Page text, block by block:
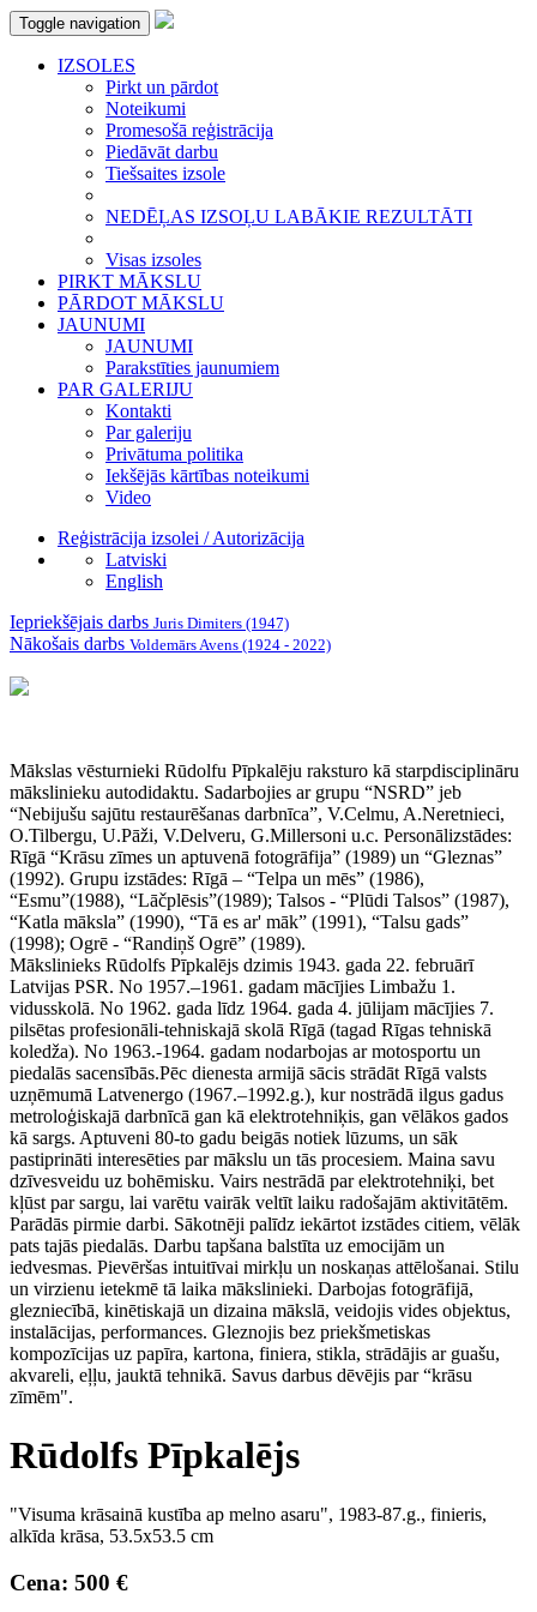
Toggle navigation
IZSOLES
Pirkt un pārdot
Noteikumi
Promesošā reģistrācija
Piedāvāt darbu
Tiešsaites izsole
NEDĒĻAS IZSOĻU LABĀKIE REZULTĀTI
Visas izsoles
PIRKT MĀKSLU
PĀRDOT MĀKSLU
JAUNUMI
JAUNUMI
Parakstīties jaunumiem
PAR GALERIJU
Kontakti
Par galeriju
Privātuma politika
Iekšējās kārtības noteikumi
Video
Reģistrācija izsolei / Autorizācija
Latviski
English
Iepriekšējais darbs Juris Dimiters (1947)
Nākošais darbs Voldemārs Avens (1924 - 2022)
Mākslas vēsturnieki Rūdolfu Pīpkalēju raksturo kā starpdisciplināru
mākslinieku autodidaktu. Sadarbojies ar grupu “NSRD” jeb
“Nebijušu sajūtu restaurēšanas darbnīca”, V.Celmu, A.Neretnieci,
O.Tilbergu, U.Pāži, V.Delveru, G.Millersoni u.c. Personālizstādes:
Rīgā “Krāsu zīmes un aptuvenā fotogrāfija” (1989) un “Gleznas”
(1992). Grupu izstādes: Rīgā – “Telpa un mēs” (1986),
“Esmu”(1988), “Lāčplēsis”(1989); Talsos - “Plūdi Talsos” (1987),
“Katla māksla” (1990), “Tā es ar' māk” (1991), “Talsu gads”
(1998); Ogrē - “Randiņš Ogrē” (1989).
Mākslinieks Rūdolfs Pīpkalējs dzimis 1943. gada 22. februārī
Latvijas PSR. No 1957.–1961. gadam mācījies Limbažu 1.
vidusskolā. No 1962. gada līdz 1964. gada 4. jūlijam mācījies 7.
pilsētas profesionāli-tehniskajā skolā Rīgā (tagad Rīgas tehniskā
koledža). No 1963.-1964. gadam nodarbojas ar motosportu un
piedalās sacensībās.Pēc dienesta armijā sācis strādāt Rīgā valsts
uzņēmumā Latvenergo (1967.–1992.g.), kur nostrādā ilgus gadus
metroloģiskajā darbnīcā gan kā elektrotehniķis, gan vēlākos gados
kā sargs. Aptuveni 80-to gadu beigās notiek lūzums, un sāk
pastiprināti interesēties par mākslu un tās procesiem. Maina savu
dzīvesveidu uz bohēmisku. Vairs nestrādā par elektrotehniķi, bet
kļūst par sargu, lai varētu vairāk veltīt laiku radošajām aktivitātēm.
Parādās pirmie darbi. Sākotnēji palīdz iekārtot izstādes citiem, vēlāk
pats tajās piedalās. Darbu tapšana balstīta uz emocijām un
iedvesmas. Pievēršas intuitīvai mirkļu un noskaņas attēlošanai. Stilu
un virzienu ietekmē tā laika mākslinieki. Darbojas fotogrāfijā,
glezniecībā, kinētiskajā un dizaina mākslā, veidojis vides objektus,
instalācijas, performances. Gleznojis bez priekšmetiskas
kompozīcijas uz papīra, kartona, finiera, stikla, strādājis ar guašu,
akvareli, eļļu, jauktā tehnikā. Savus darbus dēvējis par “krāsu
zīmēm".
Rūdolfs Pīpkalējs
"Visuma krāsainā kustība ap melno asaru", 1983-87.g., finieris,
alkīda krāsa, 53.5x53.5 cm
Cena: 500 €